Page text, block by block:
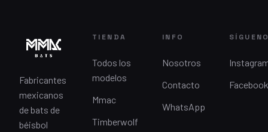
Fabricantes
mexicanos
de bats de
béisbol
TIENDA
Todos los
modelos
Mmac
Timberwolf
INFO
Nosotros
Contacto
WhatsApp
Facebook